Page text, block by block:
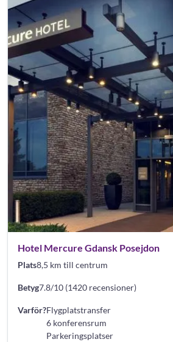
Hotel Mercure Gdansk Posejdon
Plats8,5 km till centrum
Betyg7.8/10 (1420 recensioner)
Varför?Flygplatstransfer
6 konferensrum
Parkeringsplatser